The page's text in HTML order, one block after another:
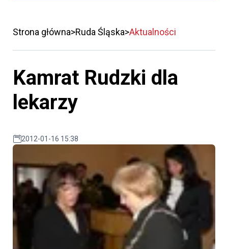
Strona główna Ruda Śląska Aktualności
Kamrat Rudzki dla
lekarzy
2012-01-16 15:38